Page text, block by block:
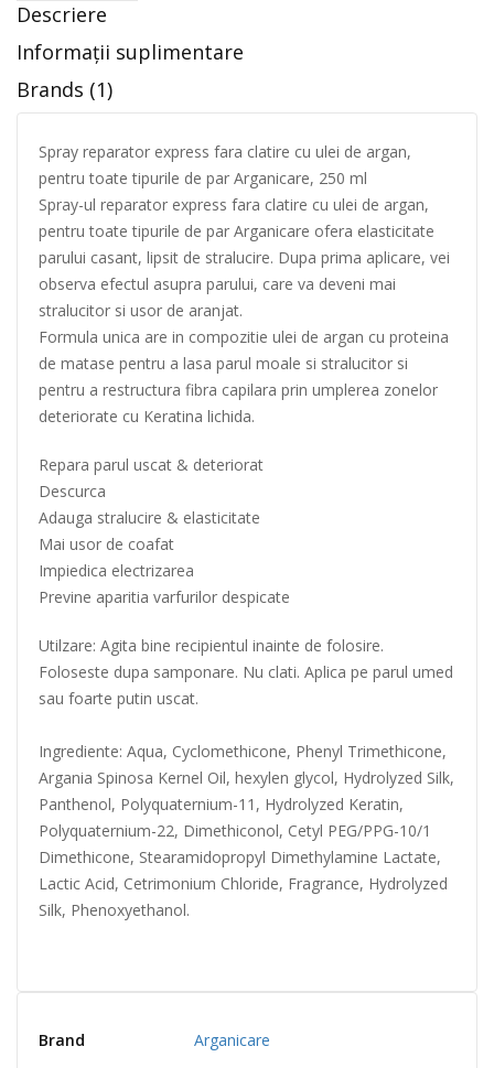
Descriere
Informații suplimentare
Brands (1)
Spray reparator express fara clatire cu ulei de argan,
pentru toate tipurile de par Arganicare, 250 ml
Spray-ul reparator express fara clatire cu ulei de argan,
pentru toate tipurile de par Arganicare ofera elasticitate
parului casant, lipsit de stralucire. Dupa prima aplicare, vei
observa efectul asupra parului, care va deveni mai
stralucitor si usor de aranjat.
Formula unica are in compozitie ulei de argan cu proteina
de matase pentru a lasa parul moale si stralucitor si
pentru a restructura fibra capilara prin umplerea zonelor
deteriorate cu Keratina lichida.
Repara parul uscat & deteriorat
Descurca
Adauga stralucire & elasticitate
Mai usor de coafat
Impiedica electrizarea
Previne aparitia varfurilor despicate
Utilzare: Agita bine recipientul inainte de folosire.
Foloseste dupa samponare. Nu clati. Aplica pe parul umed
sau foarte putin uscat.
Ingrediente: Aqua, Cyclomethicone, Phenyl Trimethicone,
Argania Spinosa Kernel Oil, hexylen glycol, Hydrolyzed Silk,
Panthenol, Polyquaternium-11, Hydrolyzed Keratin,
Polyquaternium-22, Dimethiconol, Cetyl PEG/PPG-10/1
Dimethicone, Stearamidopropyl Dimethylamine Lactate,
Lactic Acid, Cetrimonium Chloride, Fragrance, Hydrolyzed
Silk, Phenoxyethanol.
Brand Arganicare